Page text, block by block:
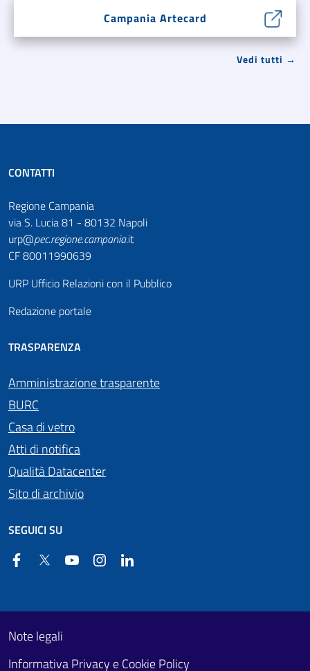
Campania Artecard
Vedi tutti →
CONTATTI
Regione Campania
via S. Lucia 81 - 80132 Napoli
urp@pec.regione.campania.it
CF 80011990639
URP Ufficio Relazioni con il Pubblico
Redazione portale
TRASPARENZA
Amministrazione trasparente
BURC
Casa di vetro
Atti di notifica
Qualità Datacenter
Sito di archivio
SEGUICI SU
FacebookTwitter YouTube Instagram
Footer First
Useful links section
Note legali
Informativa Privacy e Cookie Policy